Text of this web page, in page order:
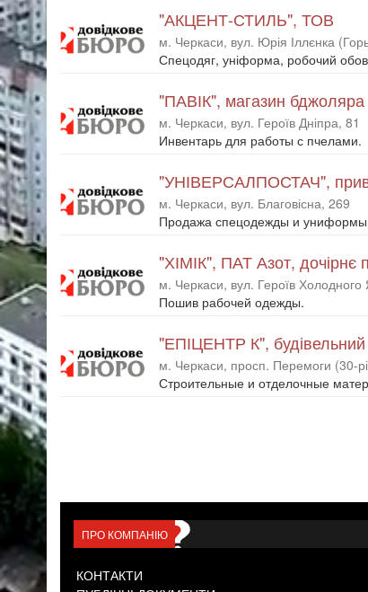
"АКЦЕНТ-СТИЛЬ", ТОВ
м. Черкаси, вул. Юрія Іллєнка
Спецодяг, уніформа, робочий
"ПАВІК", магазин бджоляра
м. Черкаси, вул. Героїв Дніпра, 81
Инвентарь для работы с пчелами.
"УНІВЕРСАЛПОСТАЧ",
м. Черкаси, вул. Благовісна, 269
Продажа спецодежды и
"ХІМІК", ПАТ Азот, дочірнє
м. Черкаси, вул. Героїв
Пошив рабочей одежды.
"ЕПІЦЕНТР К", будівельний
м. Черкаси, просп. Перемоги (30-
Строительные и отделочные
ПРО КОМПАНІЮ
КОНТАКТИ